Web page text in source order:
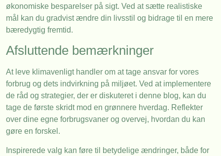
økonomiske besparelser på sigt. Ved at sætte realistiske
mål kan du gradvist ændre din livsstil og bidrage til en mere
bæredygtig fremtid.
Afsluttende bemærkninger
At leve klimavenligt handler om at tage ansvar for vores
forbrug og dets indvirkning på miljøet. Ved at implementere
de råd og strategier, der er diskuteret i denne blog, kan du
tage de første skridt mod en grønnere hverdag. Reflekter
over dine egne forbrugsvaner og overvej, hvordan du kan
gøre en forskel.
Inspirerede valg kan føre til betydelige ændringer, både for